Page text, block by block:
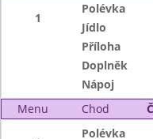
1
Polévka
Jídlo
Příloha
Doplněk
Nápoj
Menu
Chod
Polévka